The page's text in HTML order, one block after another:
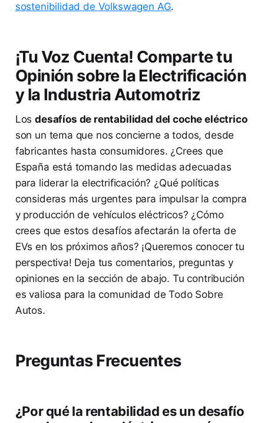
sostenibilidad de Volkswagen AG.
¡Tu Voz Cuenta! Comparte tu
Opinión sobre la Electrificación
y la Industria Automotriz
Losdesafíos de rentabilidad del coche eléctrico
son un tema que nos concierne a todos, desde
fabricantes hasta consumidores. ¿Crees que
España está tomando las medidas adecuadas
para liderar la electrificación? ¿Qué políticas
consideras más urgentes para impulsar la compra
y producción de vehículos eléctricos? ¿Cómo
crees que estos desafíos afectarán la oferta de
EVs en los próximos años? ¡Queremos conocer tu
perspectiva! Deja tus comentarios, preguntas y
opiniones en la sección de abajo. Tu contribución
es valiosa para la comunidad de Todo Sobre
Autos.
Preguntas Frecuentes
¿Por qué la rentabilidad es un desafío